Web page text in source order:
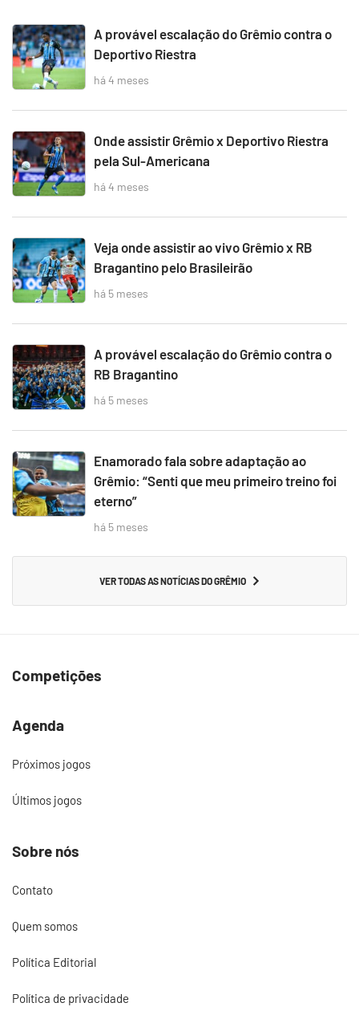
A provável escalação do Grêmio contra o
Deportivo Riestra
há 4 meses
Onde assistir Grêmio x Deportivo Riestra
pela Sul-Americana
há 4 meses
Veja onde assistir ao vivo Grêmio x RB
Bragantino pelo Brasileirão
há 5 meses
A provável escalação do Grêmio contra o
RB Bragantino
há 5 meses
Enamorado fala sobre adaptação ao
Grêmio: “Senti que meu primeiro treino foi
eterno”
há 5 meses
VER TODAS AS NOTÍCIAS DO GRÊMIO
Competições
Agenda
Próximos jogos
Últimos jogos
Sobre nós
Contato
Quem somos
Política Editorial
Política de privacidade